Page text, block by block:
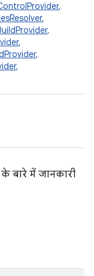
,
,
,
,
,
,
बारे में जानकारी